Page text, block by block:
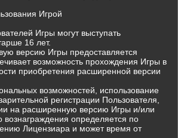
Игрой
Игры могут выступать
16 лет.
версию Игры предоставляется
возможность прохождения Игры в
приобретения расширенной версии
возможностей, использование
регистрации Пользователя,
на расширенную версию Игры и/или
вознаграждения определяется по
Лицензиара и может время от